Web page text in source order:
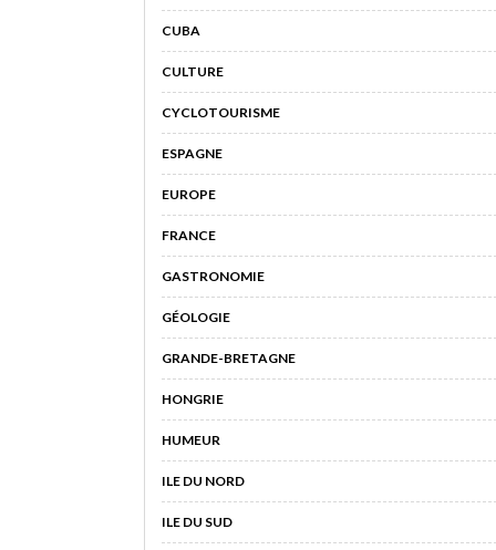
CUBA
CULTURE
CYCLOTOURISME
ESPAGNE
EUROPE
FRANCE
GASTRONOMIE
GÉOLOGIE
GRANDE-BRETAGNE
HONGRIE
HUMEUR
ILE DU NORD
ILE DU SUD